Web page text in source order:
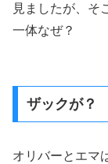
見ましたが、そ
一体なぜ？
ザックが？
オリバーとエマ